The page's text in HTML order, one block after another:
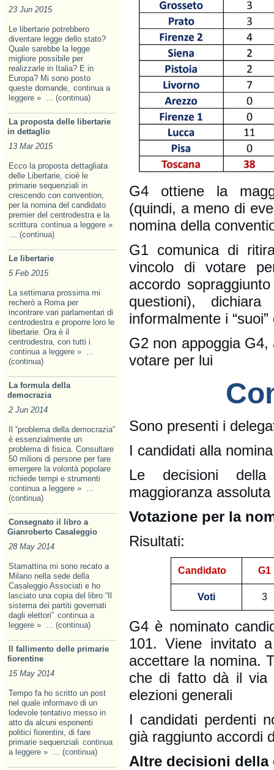
23 Jun 2015
Le libertarie potrebbero
diventare legge dello stato?
Quale sarebbe la legge
migliore possibile per
realizzarle in Italia? E in
Europa? Mi sono posto
queste domande, continua a
leggere » ... (continua)
La proposta delle libertarie
in dettaglio
13 Mar 2015
Ecco la proposta dettagliata
delle Libertarie, cioè le
primarie sequenziali in
crescendo con convention,
per la nomina del candidato
premier del centrodestra e la
scrittura continua a leggere »
... (continua)
Le libertarie
5 Feb 2015
La settimana prossima mi
recherò a Roma per
incontrare vari parlamentari di
centrodestra e proporre loro le
libertarie. Ora è il
centrodestra, con tutti i
continua a leggere » ...
(continua)
La formula della
democrazia
2 Jun 2014
Il “problema della democrazia”
è essenzialmente un
problema di fisica. Consultare
50 milioni di persone per fare
emergere la volontà popolare
richiede tempi e strumenti
continua a leggere » ...
(continua)
Consegnato il libro a
Gianroberto Casaleggio
28 May 2014
Stamattina mi sono recato a
Milano nella sede della
Casaleggio Associati e ho
lasciato una copia del libro “Il
sistema dei partiti governati
dagli elettori” continua a
leggere » ... (continua)
Il fallimento delle primarie
fiorentine
15 May 2014
Tempo fa ho scritto un post
nel quale informavo di un
lodevole tentativo messo in
atto da alcuni esponenti
politici fiorentini, di fare
primarie sequenziali continua
a leggere » ... (continua)
G4 ottiene la
(quindi, a meno di
nomina della
G1 comunica di
vincolo di votare
accordo
questioni),
informalmente i
G2 non appoggia
votare per lui
Sono presenti i
I candidati alla
Le decisioni
maggioranza assoluta
Votazione per la
Risultati:
Candidato G1
Voti 3
G4 è nominato
101. Viene invitato
accettare la nomina.
che di fatto dà il via
elezioni generali
I candidati perdenti
già raggiunto accordi
Altre decisioni della